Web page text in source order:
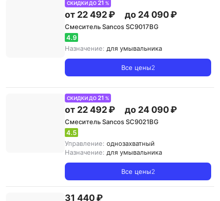
СКИДКИ ДО21 %
от 22 492 ₽ до 24 090 ₽
Смеситель Sancos SC9017BG
4.9
Назначение: для умывальника
Все цены2
СКИДКИ ДО21 %
от 22 492 ₽ до 24 090 ₽
Смеситель Sancos SC9021BG
4.5
Управление: однозахватный
Назначение: для умывальника
Все цены2
31 440 ₽